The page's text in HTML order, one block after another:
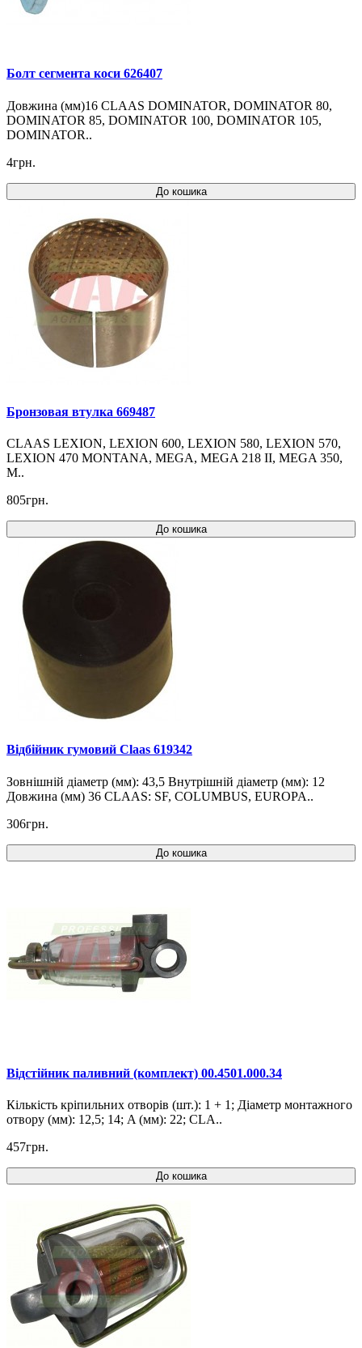
Болт сегмента коси 626407
Довжина (мм)16 CLAAS DOMINATOR, DOMINATOR 80,
DOMINATOR 85, DOMINATOR 100, DOMINATOR 105,
DOMINATOR..
4грн.
До кошика
Бронзовая втулка 669487
CLAAS LEXION, LEXION 600, LEXION 580, LEXION 570,
LEXION 470 MONTANA, MEGA, MEGA 218 II, MEGA 350,
M..
805грн.
До кошика
Відбійник гумовий Claas 619342
Зовнішній діаметр (мм): 43,5 Внутрішній діаметр (мм): 12
Довжина (мм) 36 CLAAS: SF, COLUMBUS, EUROPA..
306грн.
До кошика
Відстійник паливний (комплект) 00.4501.000.34
Кількість кріпильних отворів (шт.): 1 + 1; Діаметр монтажного
отвору (мм): 12,5; 14; A (мм): 22; CLA..
457грн.
До кошика